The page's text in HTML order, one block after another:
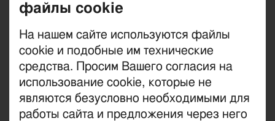
файлы cookie
На нашем сайте используются файлы
cookie и подобные им технические
средства. Просим Вашего согласия на
использование cookie, которые не
являются безусловно необходимыми для
работы сайта и предложения через него
Ограничение на исходящие
разговоры
Ограничение на входящие
разговоры